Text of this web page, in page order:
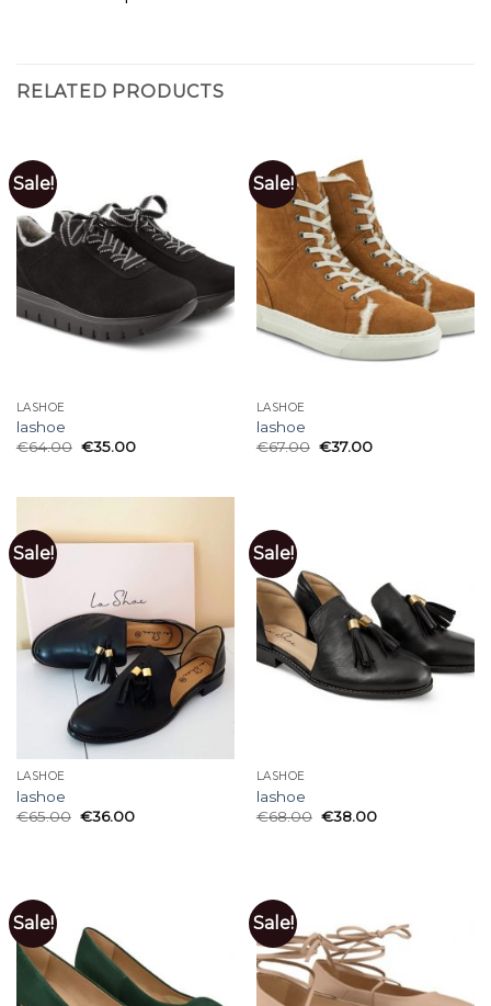
RELATED PRODUCTS
Sale!
LASHOE
lashoe
€64.00 €35.00
Sale!
LASHOE
lashoe
€67.00 €37.00
Sale!
LASHOE
lashoe
€65.00 €36.00
Sale!
LASHOE
lashoe
€68.00 €38.00
Sale! Sale!